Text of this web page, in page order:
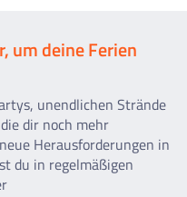
um deine Ferien
unendlichen Strände
dir noch mehr
Herausforderungen in
du in regelmäßigen